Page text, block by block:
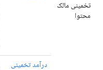
تخمینی مالک
محتوا
درآمد تخمینی